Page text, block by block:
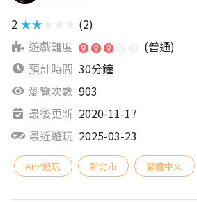
2 ★★★★★
(2)
遊戲難度
(普通)
預計時間 30分鐘
瀏覽次數 903
最後更新 2020-11-17
最近遊玩 2025-03-23
APP遊玩 新北市 繁體中文